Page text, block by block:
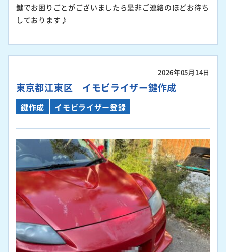
鍵でお困りごとがございましたら是非ご連絡のほどお待ち
しております♪
2026年05月14日
東京都江東区 イモビライザー鍵作成
鍵作成 イモビライザー登録